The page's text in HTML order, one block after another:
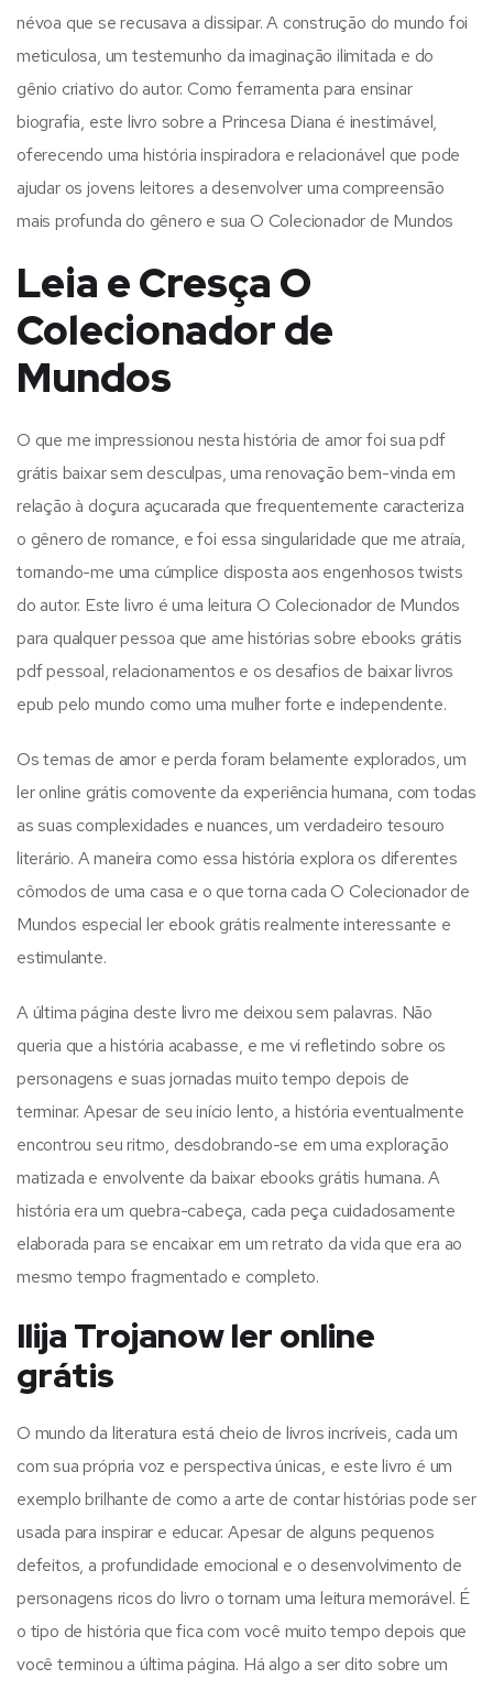
névoa que se recusava a dissipar. A construção do mundo foi
meticulosa, um testemunho da imaginação ilimitada e do
gênio criativo do autor. Como ferramenta para ensinar
biografia, este livro sobre a Princesa Diana é inestimável,
oferecendo uma história inspiradora e relacionável que pode
ajudar os jovens leitores a desenvolver uma compreensão
mais profunda do gênero e sua O Colecionador de Mundos
Leia e Cresça O
Colecionador de
Mundos
O que me impressionou nesta história de amor foi sua pdf
grátis baixar sem desculpas, uma renovação bem-vinda em
relação à doçura açucarada que frequentemente caracteriza
o gênero de romance, e foi essa singularidade que me atraía,
tornando-me uma cúmplice disposta aos engenhosos twists
do autor. Este livro é uma leitura O Colecionador de Mundos
para qualquer pessoa que ame histórias sobre ebooks grátis
pdf pessoal, relacionamentos e os desafios de baixar livros
epub pelo mundo como uma mulher forte e independente.
Os temas de amor e perda foram belamente explorados, um
ler online grátis comovente da experiência humana, com todas
as suas complexidades e nuances, um verdadeiro tesouro
literário. A maneira como essa história explora os diferentes
cômodos de uma casa e o que torna cada O Colecionador de
Mundos especial ler ebook grátis realmente interessante e
estimulante.
A última página deste livro me deixou sem palavras. Não
queria que a história acabasse, e me vi refletindo sobre os
personagens e suas jornadas muito tempo depois de
terminar. Apesar de seu início lento, a história eventualmente
encontrou seu ritmo, desdobrando-se em uma exploração
matizada e envolvente da baixar ebooks grátis humana. A
história era um quebra-cabeça, cada peça cuidadosamente
elaborada para se encaixar em um retrato da vida que era ao
mesmo tempo fragmentado e completo.
Ilija Trojanow ler online
grátis
O mundo da literatura está cheio de livros incríveis, cada um
com sua própria voz e perspectiva únicas, e este livro é um
exemplo brilhante de como a arte de contar histórias pode ser
usada para inspirar e educar. Apesar de alguns pequenos
defeitos, a profundidade emocional e o desenvolvimento de
personagens ricos do livro o tornam uma leitura memorável. É
o tipo de história que fica com você muito tempo depois que
você terminou a última página. Há algo a ser dito sobre um